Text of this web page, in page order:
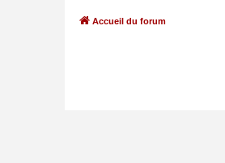
Accueil du forum